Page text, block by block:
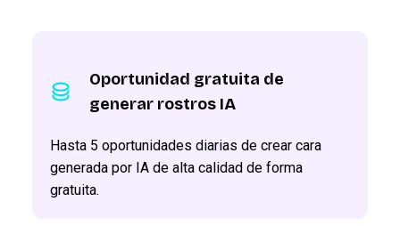
Oportunidad gratuita de
generar rostros IA
Hasta 5 oportunidades diarias de crear cara
generada por IA de alta calidad de forma
gratuita.